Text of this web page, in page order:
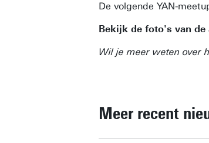
De volgende YAN-
Bekijk de foto's van de
Wil je meer weten over
Meer recent